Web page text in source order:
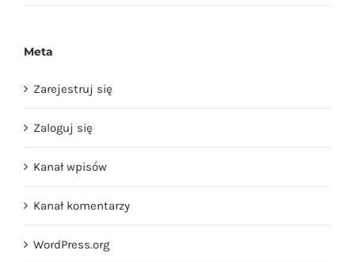
Meta
Zarejestruj się
Zaloguj się
Kanał wpisów
Kanał komentarzy
WordPress.org